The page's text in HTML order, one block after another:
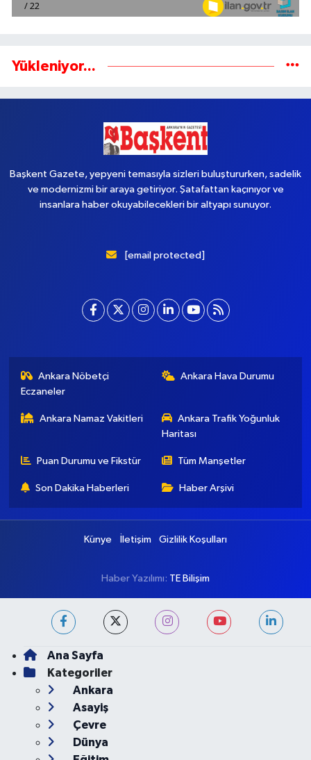
Yükleniyor...
Başkent Gazete, yepyeni temasıyla sizleri buluştururken, sadelik
ve modernizmi bir araya getiriyor. Şatafattan kaçınıyor ve
insanlara haber okuyabilecekleri bir altyapı sunuyor.
[email protected]
Ankara Nöbetçi
Eczaneler
Ankara Hava Durumu
Ankara Namaz Vakitleri
Ankara Trafik Yoğunluk
Haritası
Puan Durumu ve Fikstür Tüm Manşetler
Son Dakika Haberleri Haber Arşivi
Künye İletişim Gizlilik Koşulları
Haber Yazılımı: TE Bilişim
Ana Sayfa
Kategoriler
Ankara
Asayiş
Çevre
Dünya